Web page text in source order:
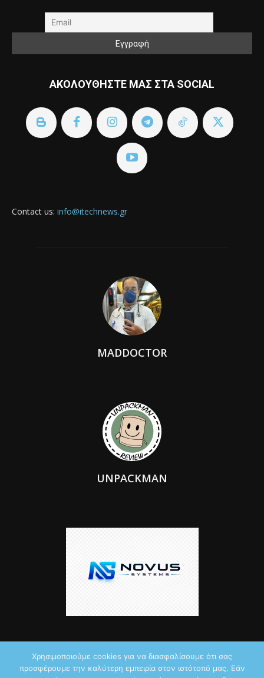
ΑΚΟΛΟΥΘΗΣΤΕ ΜΑΣ ΣΤΑ SOCIAL
Contact us: info@itechnews.gr
MADDOCTOR
UNPACKMAN
Χρησιμοποιούμε cookies για να διασφαλίσουμε ότι σας
προσφέρουμε την καλύτερη εμπειρία στον ιστότοπό μας. Εάν